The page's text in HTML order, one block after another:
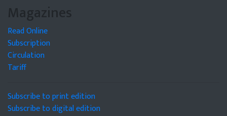
Magazines
Read Online
Subscription
Circulation
Tariff
Subscribe to print edition
Subscribe to digital edition